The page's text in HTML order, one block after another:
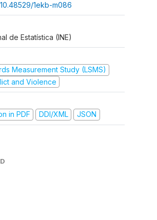
1ekb-m086
de Estatística (INE)
Measurement Study (LSMS)
and Violence
in PDF
DDI/XML JSON